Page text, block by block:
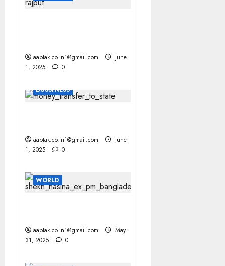
aaptak.co.in1@gmail.com
June
1, 2025
0
BUSSINESS
aaptak.co.in1@gmail.com
June
1, 2025
0
WORLD
aaptak.co.in1@gmail.com
May
31, 2025
0